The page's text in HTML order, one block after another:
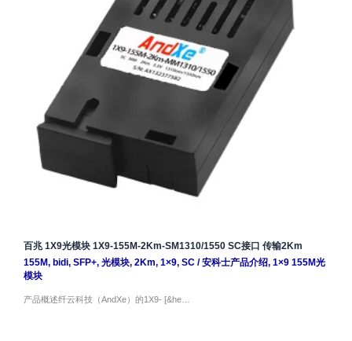
百兆 1X9光模块 1X9-155M-2Km-SM1310/1550 SC接口 传输2Km
155M, bidi, SFP+, 光模块, 2Km, 1×9, SC/安科士产品介绍, 1×9 155M光
模块
产品概述纤云科技（AndXe）的1X9- [&he…